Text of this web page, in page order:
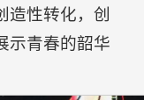
造性转化，创
示青春的韶华